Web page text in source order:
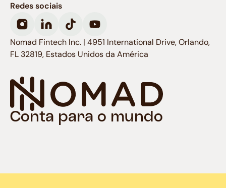
Conta para o mundo
Redes sociais
Nomad Fintech Inc. | 4951 International Drive, Orlando,
FL 32819, Estados Unidos da América